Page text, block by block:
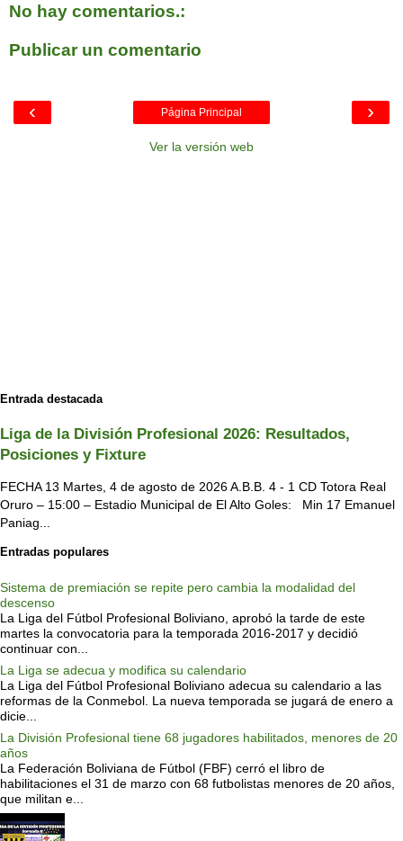
No hay comentarios.:
Publicar un comentario
‹ ›
Página Principal
Ver la versión web
Entrada destacada
Liga de la División Profesional 2026: Resultados,
Posiciones y Fixture
FECHA 13 Martes, 4 de agosto de 2026 A.B.B. 4 - 1 CD Totora Real
Oruro – 15:00 – Estadio Municipal de El Alto Goles: Min 17 Emanuel
Paniag...
Entradas populares
Sistema de premiación se repite pero cambia la modalidad del
descenso
La Liga del Fútbol Profesional Boliviano, aprobó la tarde de este
martes la convocatoria para la temporada 2016-2017 y decidió
continuar con...
La Liga se adecua y modifica su calendario
La Liga del Fútbol Profesional Boliviano adecua su calendario a las
reformas de la Conmebol. La nueva temporada se jugará de enero a
dicie...
La División Profesional tiene 68 jugadores habilitados, menores de 20
años
La Federación Boliviana de Fútbol (FBF) cerró el libro de
habilitaciones el 31 de marzo con 68 futbolistas menores de 20 años,
que militan e...